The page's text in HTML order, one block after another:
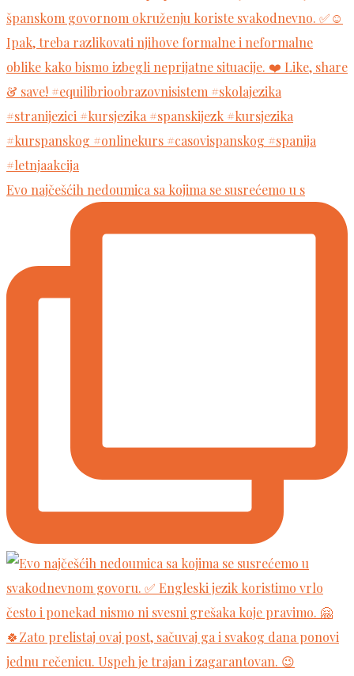
Evo najčešćih nedoumica sa kojima se susrećemo u s